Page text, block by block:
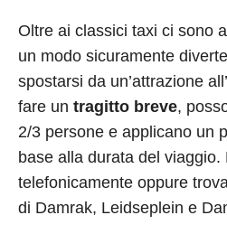
Oltre ai classici taxi ci sono
un modo sicuramente
spostarsi da un’attrazione
fare un tragitto breve,
2/3 persone e applicano un
base alla durata del viaggio.
telefonicamente oppure
di Damrak, Leidseplein e